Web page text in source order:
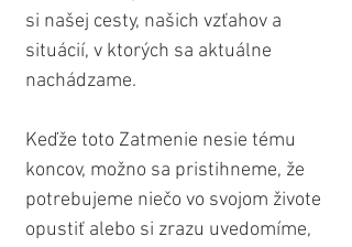
si našej cesty, našich vzťahov a
situácií, v ktorých sa aktuálne
nachádzame.
Keďže toto Zatmenie nesie tému
koncov, možno sa pristihneme, že
potrebujeme niečo vo svojom živote
opustiť alebo si zrazu uvedomíme,